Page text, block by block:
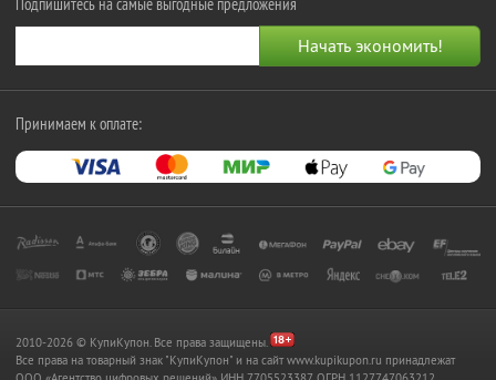
Принимаем к оплате:
2010-2026 © КупиКупон. Все права защищены.
Все права на товарный знак "КупиКупон" и на сайт www.kupikupon.ru принадлежат